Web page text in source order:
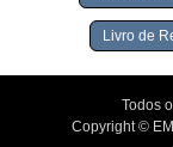
Livro de
Todos
Copyright ©